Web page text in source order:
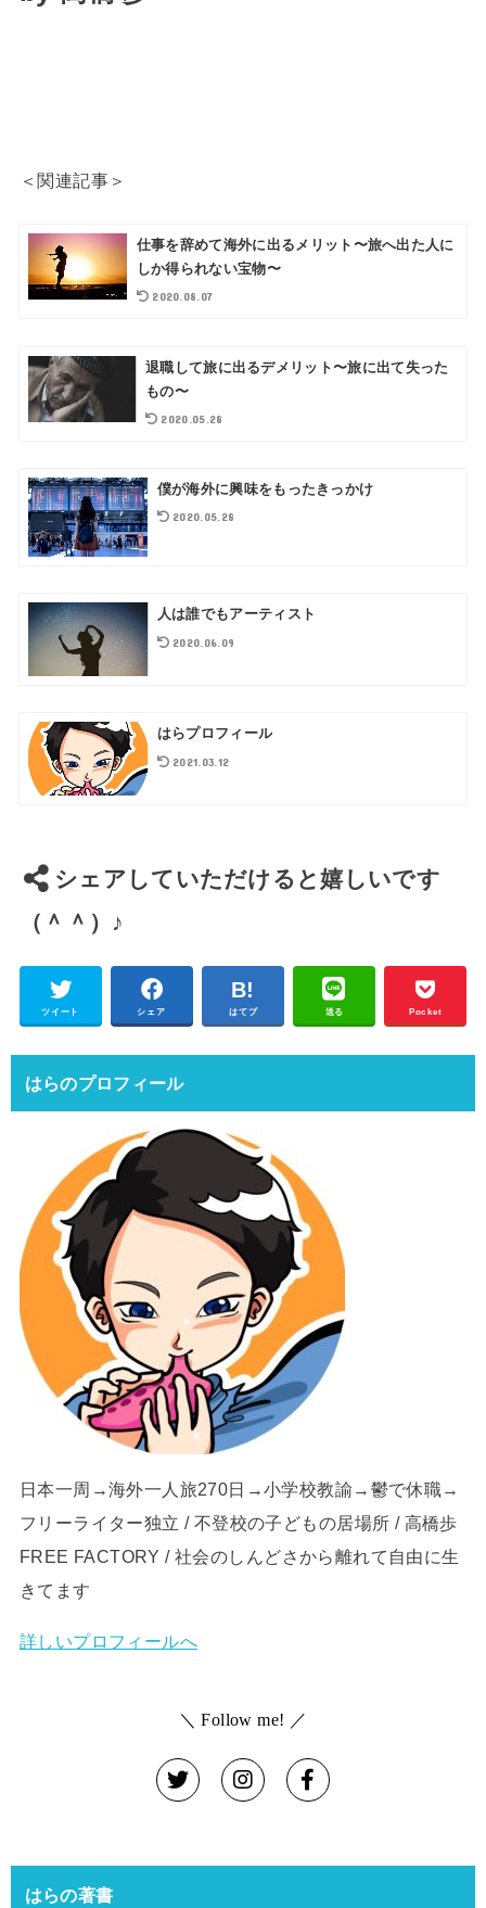
＜関連記事＞
仕事を辞めて海外に出るメリット〜旅へ出た人に
しか得られない宝物〜
2020.08.07
退職して旅に出るデメリット〜旅に出て失った
もの〜
2020.05.28
僕が海外に興味をもったきっかけ
2020.05.28
人は誰でもアーティスト
2020.06.09
はらプロフィール
2021.03.12
シェアしていただけると嬉しいです
（＾＾）♪
ツイート シェア はてブ 送る Pocket
はらのプロフィール
日本一周→海外一人旅270日→小学校教諭→鬱で休職→
フリーライター独立 / 不登校の子どもの居場所 / 高橋歩
FREE FACTORY / 社会のしんどさから離れて自由に生
きてます
詳しいプロフィールへ
＼ Follow me! ／
はらの著書